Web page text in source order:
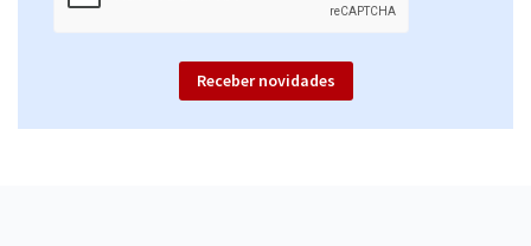
Receber novidades